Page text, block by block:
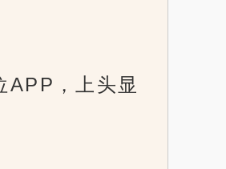
，上头显